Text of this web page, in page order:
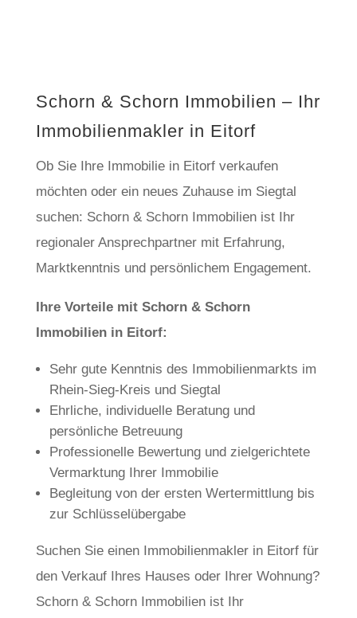
Schorn & Schorn Immobilien – Ihr
Immobilienmakler in Eitorf
Ob Sie Ihre Immobilie in Eitorf verkaufen
möchten oder ein neues Zuhause im Siegtal
suchen: Schorn & Schorn Immobilien ist Ihr
regionaler Ansprechpartner mit Erfahrung,
Marktkenntnis und persönlichem Engagement.
Ihre Vorteile mit Schorn & Schorn
Immobilien in Eitorf:
Sehr gute Kenntnis des Immobilienmarkts im
Rhein-Sieg-Kreis und Siegtal
Ehrliche, individuelle Beratung und
persönliche Betreuung
Professionelle Bewertung und zielgerichtete
Vermarktung Ihrer Immobilie
Begleitung von der ersten Wertermittlung bis
zur Schlüsselübergabe
Suchen Sie einen Immobilienmakler in Eitorf für
den Verkauf Ihres Hauses oder Ihrer Wohnung?
Schorn & Schorn Immobilien ist Ihr